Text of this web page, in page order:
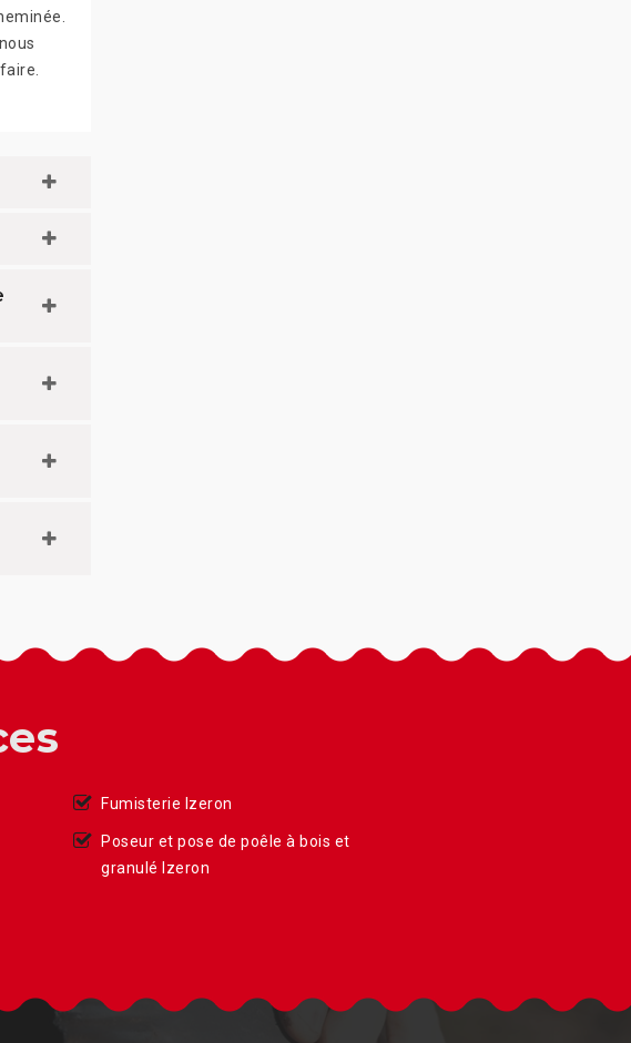
Fumisterie Izeron
Poseur et pose de poêle à bois et
granulé Izeron